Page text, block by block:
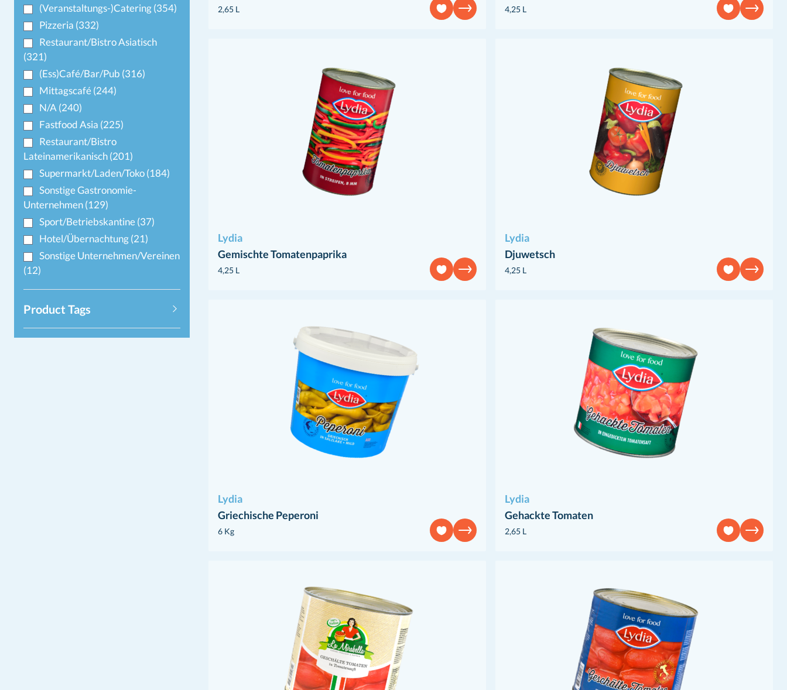
(Veranstaltungs-)Catering(354)
Pizzeria (332)
Restaurant/Bistro Asiatisch
(321)
(Ess)Café/Bar/Pub (316)
Mittagscafé(244)
N/A (240)
Fastfood Asia (225)
Restaurant/Bistro
Lateinamerikanisch(201)
Supermarkt/Laden/Toko(184)
Sonstige Gastronomie-
Unternehmen(129)
Sport/Betriebskantine(37)
Hotel/Übernachtung(21)
Sonstige Unternehmen/Vereinen
(12)
Product Tags
2,65 L 4,25 L
Lydia
Gemischte Tomatenpaprika
4,25 L
Lydia
Djuwetsch
4,25 L
Lydia
Griechische Peperoni
6 Kg
Lydia
Gehackte Tomaten
2,65 L